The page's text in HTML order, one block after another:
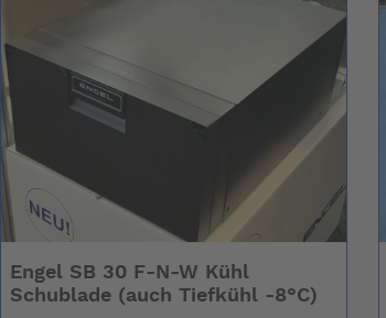
Engel SB 30 F-N-W Kühl
Schublade (auch Tiefkühl -8°C)